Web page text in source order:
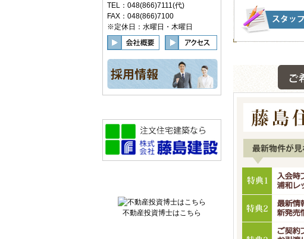
TEL：048(866)7111(代)
FAX：048(866)7100
※定休日：水曜日・木曜日
不動産投資博士はこちら